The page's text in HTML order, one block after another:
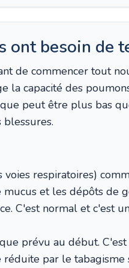
ont besoin de
de commencer tout
la capacité des
peut être plus bas
respiratoires)
et les dépôts de
C'est normal et c'est
prévu au début.
par le